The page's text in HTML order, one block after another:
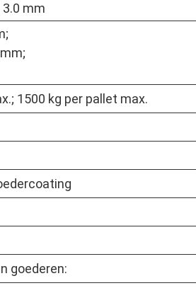
mm
1500 kg per pallet max.
goederen: